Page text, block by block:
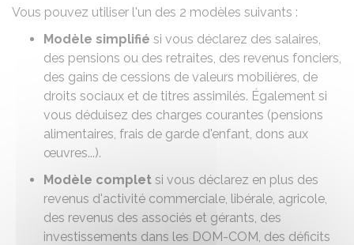
Vous pouvez utiliser l'un des 2 modèles suivants :
Modèle simplifié si vous déclarez des salaires,
des pensions ou des retraites, des revenus fonciers,
des gains de cessions de valeurs mobilières, de
droits sociaux et de titres assimilés. Également si
vous déduisez des charges courantes (pensions
alimentaires, frais de garde d'enfant, dons aux
œuvres...).
Modèle complet si vous déclarez en plus des
revenus d'activité commerciale, libérale, agricole,
des revenus des associés et gérants, des
investissements dans les DOM-COM, des déficits